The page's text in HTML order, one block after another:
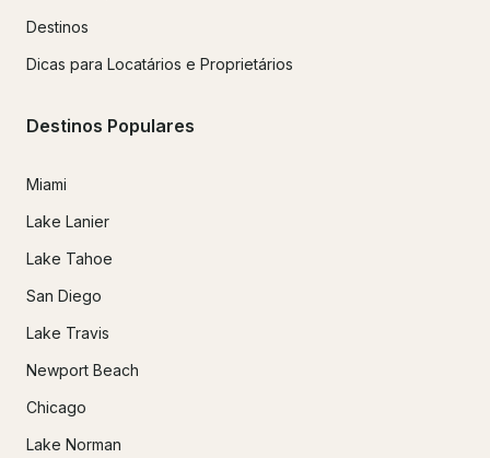
Destinos
Dicas para Locatários e Proprietários
Destinos Populares
Miami
Lake Lanier
Lake Tahoe
San Diego
Lake Travis
Newport Beach
Chicago
Lake Norman